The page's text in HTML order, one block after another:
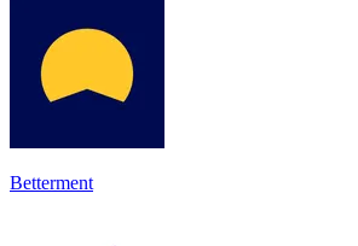
Betterment